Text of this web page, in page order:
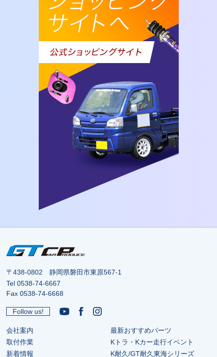
〒438-0802 静岡県磐田市東原567-1
Tel0538-74-6667
Fax 0538-74-6668
Follow us!
会社案内
取付作業
新着情報
最新おすすめパーツ
Kトラ・Kカー走行イベント
K耐久/GT耐久東海シリーズ